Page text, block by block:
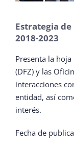
Estrategia
2018-2023
Presenta la
(DFZ) y las
interacciones
entidad, así
interés.
Fecha de